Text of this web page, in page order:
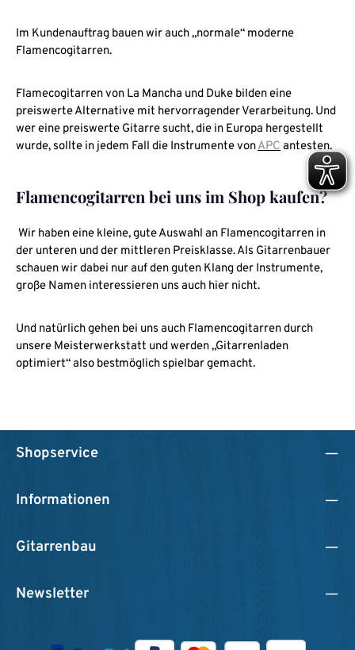
Im Kundenauftrag bauen wir auch „normale“ moderne
Flamencogitarren.
Flamecogitarren von La Mancha und Duke bilden eine
preiswerte Alternative mit hervorragender Verarbeitung. Und
wer eine preiswerte Gitarre sucht, die in Europa hergestellt
wurde, sollte in jedem Fall die Instrumente vonAPCantesten.
Flamencogitarren bei uns im Shop kaufen?
Wir haben eine kleine, gute Auswahl an Flamencogitarren in
der unteren und der mittleren Preisklasse. Als Gitarrenbauer
schauen wir dabei nur auf den guten Klang der Instrumente,
große Namen interessieren uns auch hier nicht.
Und natürlich gehen bei uns auch Flamencogitarren durch
unsere Meisterwerkstatt und werden „Gitarrenladen
optimiert“ also bestmöglich spielbar gemacht.
Shopservice
Informationen
Gitarrenbau
Newsletter